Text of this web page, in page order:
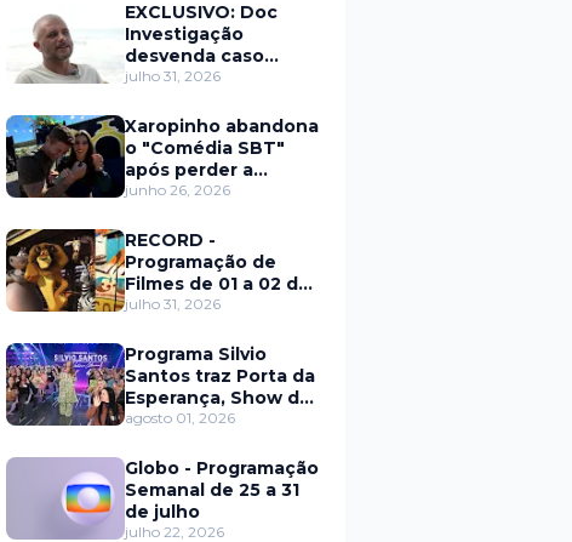
EXCLUSIVO: Doc
Investigação
desvenda caso
Eduardo Martins e
trás de fraude
internacional
julho 31, 2026
Xaropinho abandona
o "Comédia SBT"
após perder a
paciência com Sarro
junho 26, 2026
RECORD -
Programação de
Filmes de 01 a 02 de
agosto
julho 31, 2026
Programa Silvio
Santos traz Porta da
Esperança, Show de
Calouros e Qual é a
domingo (2)
agosto 01, 2026
Globo - Programação
Semanal de 25 a 31
de julho
julho 22, 2026